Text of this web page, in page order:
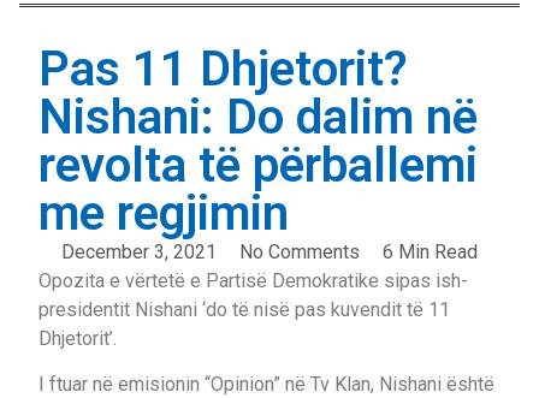
Pas 11 Dhjetorit?
Nishani: Do dalim në
revolta të përballemi
me regjimin
December 3, 2021 No Comments
6 Min Read
Opozita e vërtetë e Partisë Demokratike sipas ish-
presidentit Nishani ‘do të nisë pas kuvendit të 11
Dhjetorit’.
I ftuar në emisionin “Opinion” në Tv Klan, Nishani është